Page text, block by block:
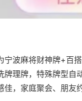
宁波麻将财神牌+百
理牌，特殊牌型自
，家庭聚会、朋友